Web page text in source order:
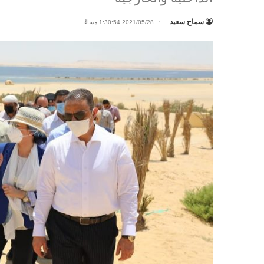
سماح سعيد 2021/05/28 1:30:54 مساءً